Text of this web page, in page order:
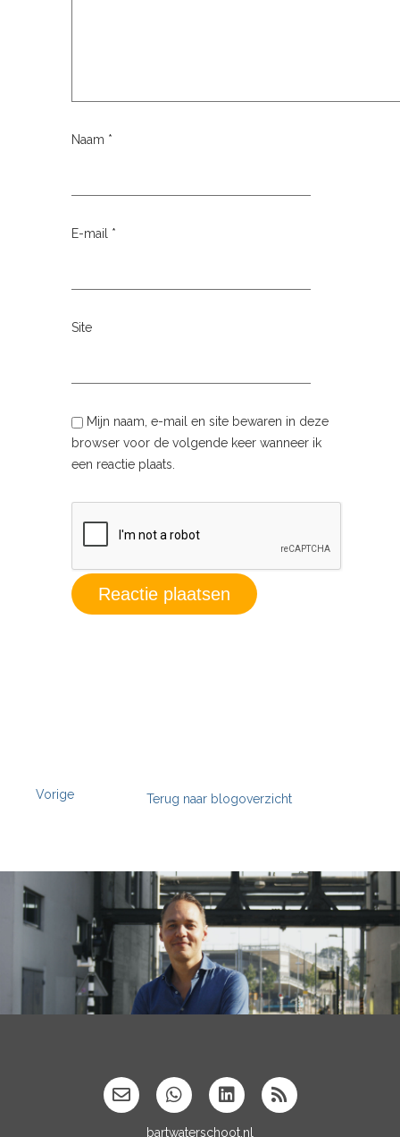
Naam *
E-mail *
Site
Mijn naam, e-mail en site bewaren in deze
browser voor de volgende keer wanneer ik
een reactie plaats.
Vorige Terug naar blogoverzicht
bartwaterschoot.nl